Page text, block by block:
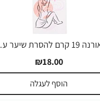
אורנה
₪18.00
הוסף לעגלה